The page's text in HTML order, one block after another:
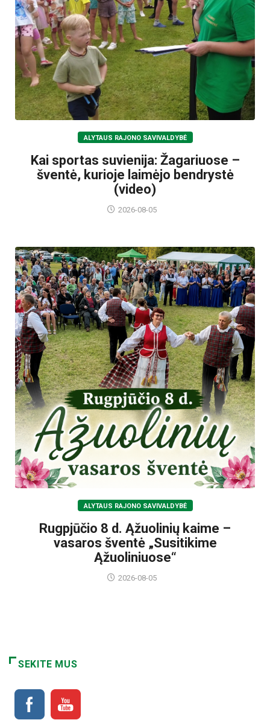
ALYTAUS RAJONO SAVIVALDYBĖ
Kai sportas suvienija: Žagariuose –
šventė, kurioje laimėjo bendrystė
(video)
2026-08-05
ALYTAUS RAJONO SAVIVALDYBĖ
Rugpjūčio 8 d. Ąžuolinių kaime –
vasaros šventė „Susitikime
Ąžuoliniuose“
2026-08-05
SEKITE MUS